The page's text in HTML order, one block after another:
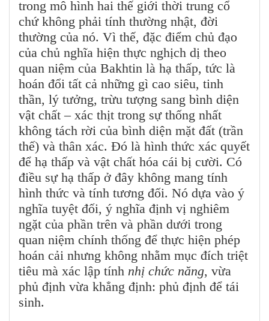
trong mô hình hai thế giới thời trung cổ
chứ không phải tính thường nhật, đời
thường của nó. Vì thế, đặc điểm chủ đạo
của chủ nghĩa hiện thực nghịch dị theo
quan niệm của Bakhtin là hạ thấp, tức là
hoán đổi tất cả những gì cao siêu, tinh
thần, lý tưởng, trừu tượng sang bình diện
vật chất – xác thịt trong sự thống nhất
không tách rời của bình diện mặt đất (trần
thế) và thân xác. Đó là hình thức xác quyết
để hạ thấp và vật chất hóa cái bị cười. Có
điều sự hạ thấp ở đây không mang tính
hình thức và tính tương đối. Nó dựa vào ý
nghĩa tuyệt đối, ý nghĩa định vị nghiêm
ngặt của phần trên và phần dưới trong
quan niệm chính thống để thực hiện phép
hoán cải nhưng không nhằm mục đích triệt
tiêu mà xác lập tính nhị chức năng, vừa
phủ định vừa khẳng định: phủ định để tái
sinh.